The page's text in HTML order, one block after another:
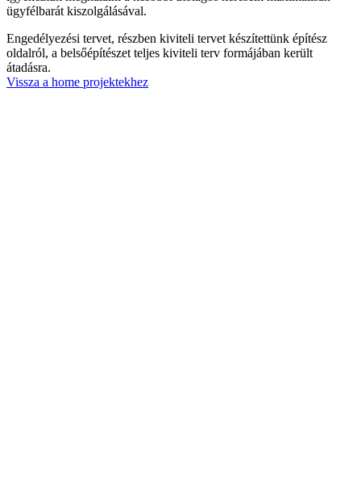
ügyfélbarát kiszolgálásával.
Engedélyezési tervet, részben kiviteli tervet készítettünk építész
oldalról, a belsőépítészet teljes kiviteli terv formájában került
átadásra.
Vissza a home projektekhez